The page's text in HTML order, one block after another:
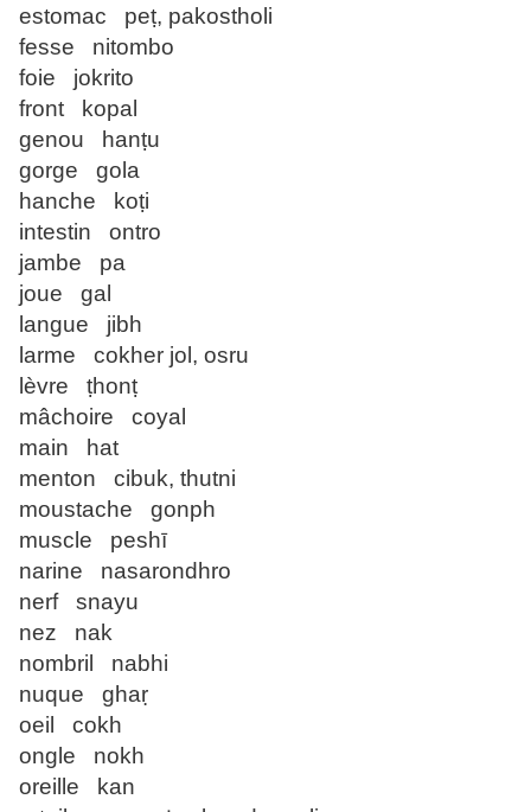
estomac peṭ, pakostholi
fesse nitombo
foie jokrito
front kopal
genou hanṭu
gorge gola
hanche koṭi
intestin ontro
jambe pa
joue gal
langue jibh
larme cokher jol, osru
lèvre ṭhonṭ
mâchoire coyal
main hat
menton cibuk, thutni
moustache gonph
muscle peshī
narine nasarondhro
nerf snayu
nez nak
nombril nabhi
nuque ghaṛ
oeil cokh
ongle nokh
oreille kan